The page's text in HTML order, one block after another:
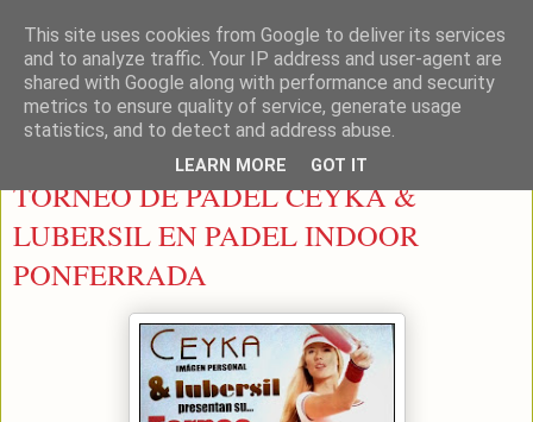
LEON PADEL
viernes, 13 de diciembre de 2013
TORNEO DE PADEL CEYKA &
LUBERSIL EN PADEL INDOOR
PONFERRADA
This site uses cookies from Google to deliver its services
and to analyze traffic. Your IP address and user-agent are
shared with Google along with performance and security
metrics to ensure quality of service, generate usage
statistics, and to detect and address abuse.
LEARN MORE GOT IT